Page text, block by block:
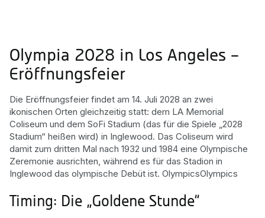
Olympia 2028 in Los Angeles –
Eröffnungsfeier
Die Eröffnungsfeier findet am 14. Juli 2028 an zwei
ikonischen Orten gleichzeitig statt: dem LA Memorial
Coliseum und dem SoFi Stadium (das für die Spiele „2028
Stadium“ heißen wird) in Inglewood. Das Coliseum wird
damit zum dritten Mal nach 1932 und 1984 eine Olympische
Zeremonie ausrichten, während es für das Stadion in
Inglewood das olympische Debüt ist. OlympicsOlympics
Timing: Die „Goldene Stunde“